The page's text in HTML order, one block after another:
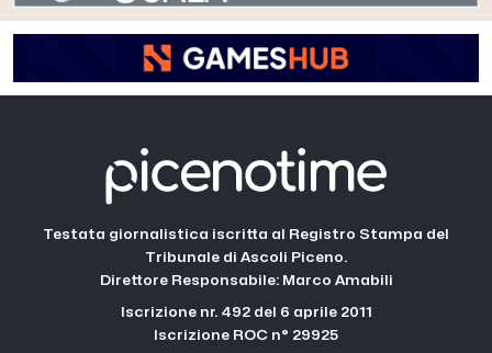
Testata giornalistica iscritta al Registro Stampa del
Tribunale di Ascoli Piceno.
Direttore Responsabile: Marco Amabili
Iscrizione nr. 492 del 6 aprile 2011
Iscrizione ROC n° 29925